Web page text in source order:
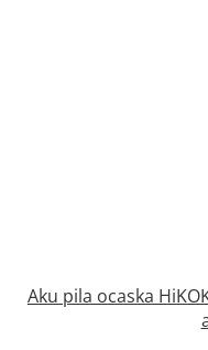
Aku pila ocaska